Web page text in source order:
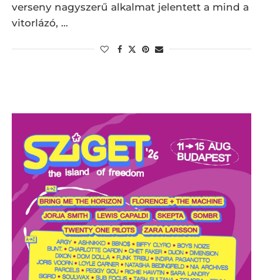
verseny nagyszerű alkalmat jelentett a mind a
vitorlázó, …